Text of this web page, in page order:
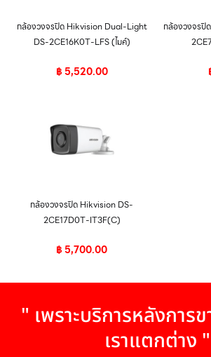
กล้องวงจรปิด Hikvision Dual-Light
DS-2CE16K0T-LFS (ไมค์)
฿5,520.00
กล้องวงจรปิ
กล้องวงจรปิด Hikvision DS-
2CE17D0T-IT3F(C)
฿5,700.00
" เพราะบริการหลังการ
เราแตกต่าง "